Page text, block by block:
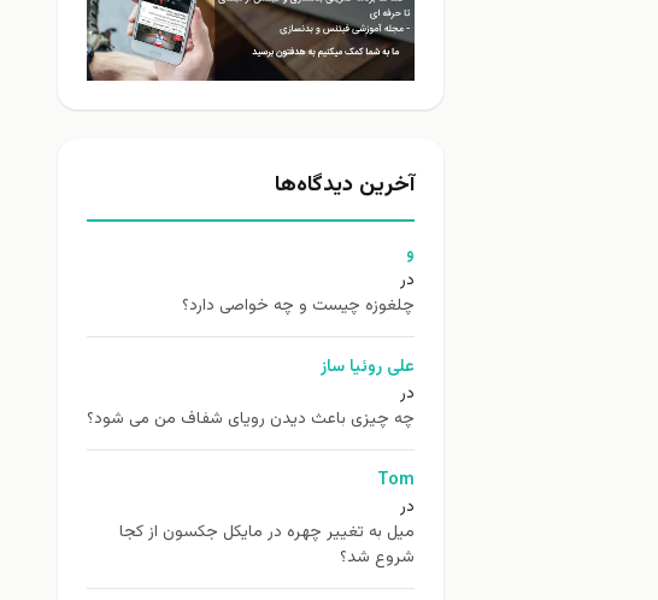
آخرین دیدگاه‌ها
و
در
چلغوزه چیست و چه خواصی دارد؟
علی روئیا ساز
در
چه چیزی باعث دیدن رویای شفاف من می شود؟
Tom
در
ميل به تغيير چهره در مایکل جکسون از كجا
شروع شد؟